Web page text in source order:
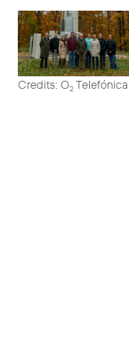
Credits: O2Telefónica